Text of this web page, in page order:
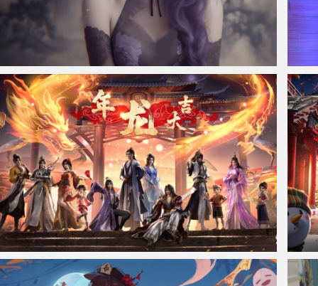
仙侠凌仙 紫色长卷发美女 古风古典 4K壁纸 赛博
动画《仙逆》龙年大吉4K高清壁纸 动